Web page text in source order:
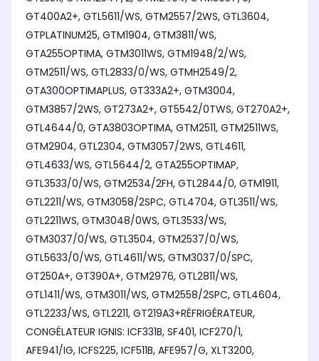
GT400A2+, GTL5611/WS, GTM2557/2WS, GTL3604,
GTPLATINUM25, GTM1904, GTM3811/WS,
GTA255OPTIMA, GTM3011WS, GTM1948/2/WS,
GTM2511/WS, GTL2833/0/WS, GTMH2549/2,
GTA300OPTIMAPLUS, GT333A2+, GTM3004,
GTM3857/2WS, GT273A2+, GT5542/0TWS, GT270A2+,
GTL4644/0, GTA3803OPTIMA, GTM2511, GTM2511WS,
GTM2904, GTL2304, GTM3057/2WS, GTL4611,
GTL4633/WS, GTL5644/2, GTA255OPTIMAP,
GTL3533/0/WS, GTM2534/2FH, GTL2844/0, GTM1911,
GTL2211/WS, GTM3058/2SPC, GTL4704, GTL3511/WS,
GTL2211WS, GTM3048/0WS, GTL3533/WS,
GTM3037/0/WS, GTL3504, GTM2537/0/WS,
GTL5633/0/WS, GTL4611/WS, GTM3037/0/SPC,
GT250A+, GT390A+, GTM2976, GTL2811/WS,
GTL1411/WS, GTM3011/WS, GTM2558/2SPC, GTL4604,
GTL2233/WS, GTL2211, GT219A3+RÉFRIGÉRATEUR,
CONGÉLATEUR IGNIS: ICF331B, SF401, ICF270/1,
AFE941/IG, ICFS225, ICF511B, AFE957/G, XLT3200,